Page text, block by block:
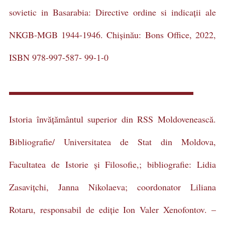
sovietic in Basarabia: Directive ordine si indicații ale
NKGB-MGB 1944-1946. Chișinău: Bons Office, 2022,
ISBN 978-997-587- 99-1-0
Istoria învățământul superior din RSS Moldovenească.
Bibliografie/ Universitatea de Stat din Moldova,
Facultatea de Istorie și Filosofie,; bibliografie: Lidia
Zasavițchi, Janna Nikolaeva; coordonator Liliana
Rotaru, responsabil de ediție Ion Valer Xenofontov. –